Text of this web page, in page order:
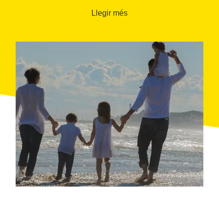
(en perill d'extinció) o elborró
, zones de llacunes on també hi ha
espècies autòctones com la salicòrnia o ocells com el
corriol camanegra.
Deixant enrere la platja, a poc menys de tres
quilòmetres, dins del municipi de Roda de Berà, es
pot visitar l'emblemàtic
arc de Berà , arc de triomf de
l'època romana construït damunt del traçat de l'antiga
Via Augusta.
Llegir més